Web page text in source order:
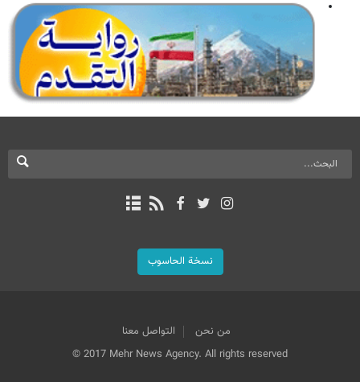
نسخة الحاسوب
من نحن
التواصل معنا
© 2017 Mehr News Agency. All rights reserved